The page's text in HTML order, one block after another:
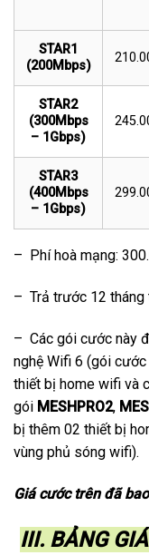
STAR1
(200Mbps)
STAR2
(300Mbps
– 1Gbps)
STAR3
(400Mbps
– 1Gbps)
– Phí hoà mạng:
– Trả trước 12 tháng
– Các gói cước này
nghệ Wifi 6 (gói cước
thiết bị home wifi và
gói MESHPRO2,
bị thêm 02 thiết bị
vùng phủ sóng wifi).
Giá cước trên đã
III. BẢNG